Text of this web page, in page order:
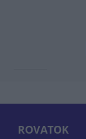
ROVATOK